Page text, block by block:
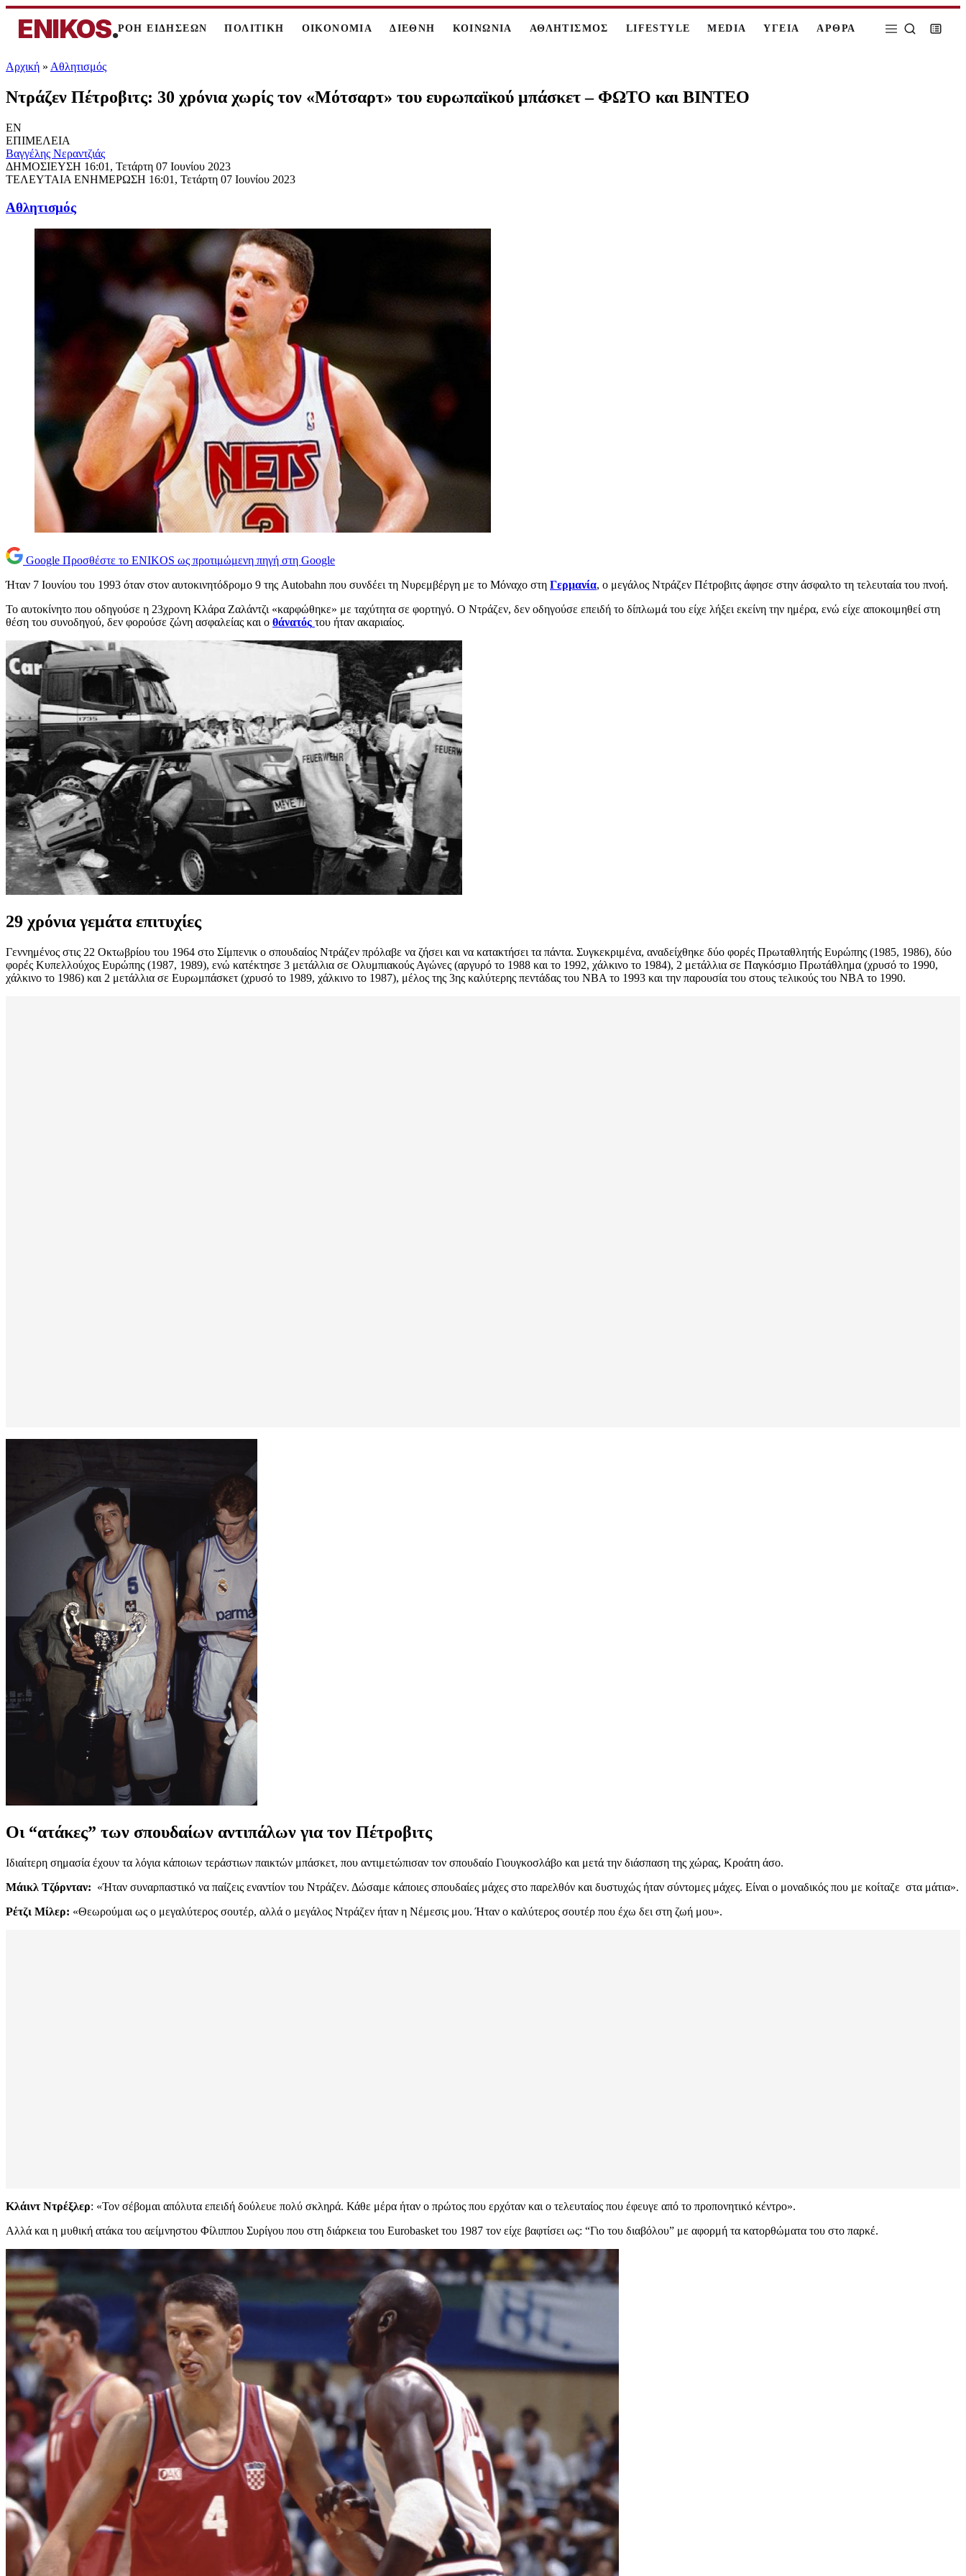
ENIKOS.ΡΟΗ ΕΙΔΗΣΕΩΝ ΠΟΛΙΤΙΚΗ ΟΙΚΟΝΟΜΙΑ ΔΙΕΘΝΗ ΚΟΙΝΩΝΙΑ ΑΘΛΗΤΙΣΜΟΣ LIFESTYLE MEDIA ΥΓΕΙΑ ΑΡΘΡΑ
Αρχική » Αθλητισμός
Ντράζεν Πέτροβιτς: 30 χρόνια χωρίς τον «Μότσαρτ» του ευρωπαϊκού μπάσκετ – ΦΩΤΟ και ΒΙΝΤΕΟ
EN
ΕΠΙΜΕΛΕΙΑ
Βαγγέλης Νεραντζιάς
ΔΗΜΟΣΙΕΥΣΗ 16:01, Τετάρτη 07 Ιουνίου 2023
ΤΕΛΕΥΤΑΙΑ ΕΝΗΜΕΡΩΣΗ 16:01, Τετάρτη 07 Ιουνίου 2023
Αθλητισμός
Google Προσθέστε το ENIKOS ως προτιμώμενη πηγή στη Google
Ήταν 7 Ιουνίου του 1993 όταν στον αυτοκινητόδρομο 9 της Autobahn που συνδέει τη Νυρεμβέργη με το Μόναχο στη Γερμανία, ο μεγάλος Ντράζεν Πέτροβιτς άφησε στην άσφαλτο τη τελευταία του πνοή.
Το αυτοκίνητο που οδηγούσε η 23χρονη Κλάρα Ζαλάντζι «καρφώθηκε» με ταχύτητα σε φορτηγό. Ο Ντράζεν, δεν οδηγούσε επειδή το δίπλωμά του είχε λήξει εκείνη την ημέρα, ενώ είχε αποκοιμηθεί στη
θέση του συνοδηγού, δεν φορούσε ζώνη ασφαλείας και ο θάνατός του ήταν ακαριαίος.
29 χρόνια γεμάτα επιτυχίες
Γεννημένος στις 22 Οκτωβρίου του 1964 στο Σίμπενικ ο σπουδαίος Ντράζεν πρόλαβε να ζήσει και να κατακτήσει τα πάντα. Συγκεκριμένα, αναδείχθηκε δύο φορές Πρωταθλητής Ευρώπης (1985, 1986), δύο
φορές Κυπελλούχος Ευρώπης (1987, 1989), ενώ κατέκτησε 3 μετάλλια σε Ολυμπιακούς Αγώνες (αργυρό το 1988 και το 1992, χάλκινο το 1984), 2 μετάλλια σε Παγκόσμιο Πρωτάθλημα (χρυσό το 1990,
χάλκινο το 1986) και 2 μετάλλια σε Ευρωμπάσκετ (χρυσό το 1989, χάλκινο το 1987), μέλος της 3ης καλύτερης πεντάδας του ΝΒΑ το 1993 και την παρουσία του στους τελικούς του ΝΒΑ το 1990.
Οι “ατάκες” των σπουδαίων αντιπάλων για τον Πέτροβιτς
Ιδιαίτερη σημασία έχουν τα λόγια κάποιων τεράστιων παικτών μπάσκετ, που αντιμετώπισαν τον σπουδαίο Γιουγκοσλάβο και μετά την διάσπαση της χώρας, Κροάτη άσο.
Μάικλ Τζόρνταν: «Ήταν συναρπαστικό να παίζεις εναντίον του Ντράζεν. Δώσαμε κάποιες σπουδαίες μάχες στο παρελθόν και δυστυχώς ήταν σύντομες μάχες. Είναι ο μοναδικός που με κοίταζε στα μάτια».
Ρέτζι Μίλερ: «Θεωρούμαι ως ο μεγαλύτερος σουτέρ, αλλά ο μεγάλος Ντράζεν ήταν η Νέμεσις μου. Ήταν ο καλύτερος σουτέρ που έχω δει στη ζωή μου».
Κλάιντ Ντρέξλερ: «Τον σέβομαι απόλυτα επειδή δούλευε πολύ σκληρά. Κάθε μέρα ήταν ο πρώτος που ερχόταν και ο τελευταίος που έφευγε από το προπονητικό κέντρο».
Αλλά και η μυθική ατάκα του αείμνηστου Φίλιππου Συρίγου που στη διάρκεια του Eurobasket του 1987 τον είχε βαφτίσει ως: “Γιο του διαβόλου” με αφορμή τα κατορθώματα του στο παρκέ.